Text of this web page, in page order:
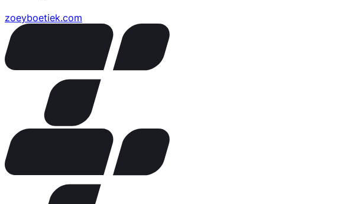
zoeyboetiek.com